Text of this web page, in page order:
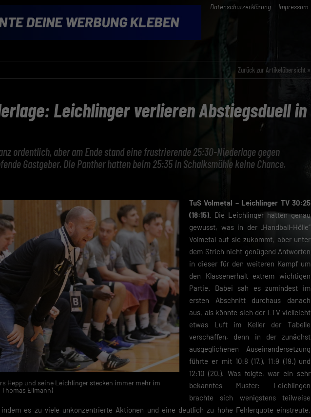
Datenschutzerklärung Impressum
Zurück zur Artikelübersicht »
Leichlinger verlieren Abstiegsduell in
ordentlich, aber am Ende stand eine frustrierende 25:30-Niederlage gegen
Gastgeber. Die Panther hatten beim 25:35 in Schalksmühle keine Chance.
Hepp und seine Leichlinger stecken immer mehr im
Ellmann)
TuS Volmetal – Leichlinger TV 30:25
(18:15). Die Leichlinger hatten genau
gewusst, was in der „Handball-Hölle“
Volmetal auf sie zukommt, aber unter
dem Strich nicht genügend Antworten
in dieser für den weiteren Kampf um
den Klassenerhalt extrem wichtigen
Partie. Dabei sah es zumindest im
ersten Abschnitt durchaus danach
aus, als könnte sich der LTV vielleicht
etwas Luft im Keller der Tabelle
verschaffen, denn in der zunächst
ausgeglichenen Auseinandersetzung
führte er mit 10:8 (17.), 11:9 (19.) und
12:10 (20.). Was folgte, war ein sehr
bekanntes Muster: Leichlingen
brachte sich wenigstens teilweise
es zu viele unkonzentrierte Aktionen und eine deutlich zu hohe Fehlerquote einstreute.